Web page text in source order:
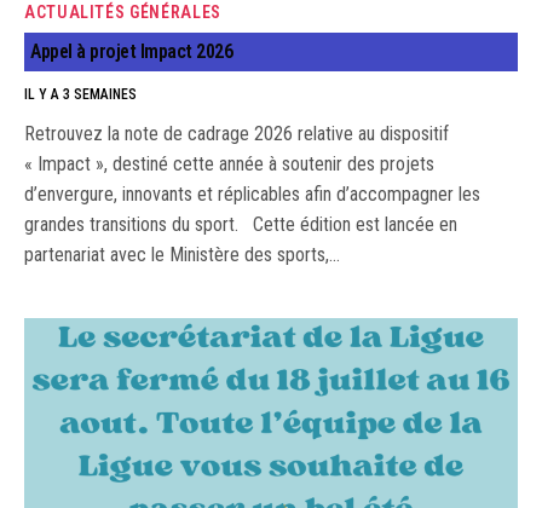
ACTUALITÉS GÉNÉRALES
Appel à projet Impact 2026
IL Y A 3 SEMAINES
Retrouvez la note de cadrage 2026 relative au dispositif
« Impact », destiné cette année à soutenir des projets
d’envergure, innovants et réplicables afin d’accompagner les
grandes transitions du sport. Cette édition est lancée en
partenariat avec le Ministère des sports,…